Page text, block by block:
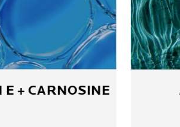
E + CARNOSINE